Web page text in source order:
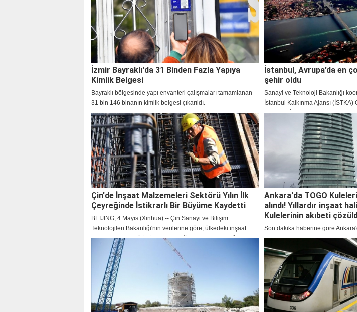
İzmir Bayraklı'da 31 Binden Fazla Yapıya
Kimlik Belgesi
Bayraklı bölgesinde yapı envanteri çalışmaları tamamlanan
31 bin 146 binanın kimlik belgesi çıkarıldı.
İstanbul, Avrupa’da en
şehir oldu
Sanayi ve Teknoloji Bakanlığı
İstanbul Kalkınma Ajansı
Tüzgen, “İstanbul, bu yılın ilk
Berlin’in ardından Avrupa’da en
şehir oldu. Oyun yatırımlarında
bölgesinde birinci sırada yer
Çin'de İnşaat Malzemeleri Sektörü Yılın İlk
Çeyreğinde İstikrarlı Bir Büyüme Kaydetti
BEİJİNG, 4 Mayıs (Xinhua) -- Çin Sanayi ve Bilişim
Teknolojileri Bakanlığı'nın verilerine göre, ülkedeki inşaat
malzemeleri sektörünün katma değeri, yılın ilk çeyreğinde,
önceki yılın aynı dönemine göre yüzde 1,6'lık istikrarlı bir hızla
artış gösterdi.
Ankara'da TOGO
alındı! Yıllardır inşaat
Kulelerinin akıbeti
Son dakika haberine göre
yerleşen TOGO Kuleleri
Yıllardır inşaat halinde olan
Büyükşehir Belediyesi verdi. İşte